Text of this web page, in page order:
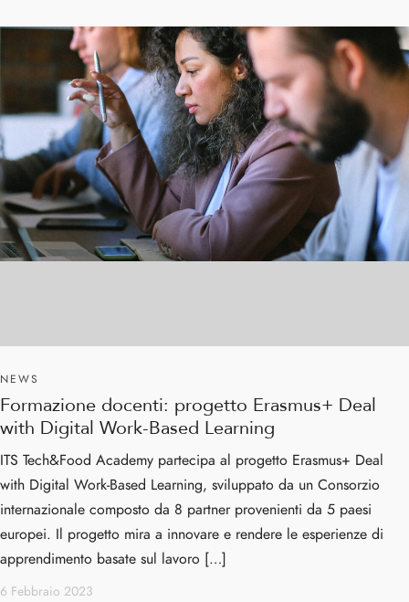
NEWS
Formazione docenti: progetto Erasmus+ Deal
with Digital Work-Based Learning
ITS Tech&Food Academy partecipa al progetto Erasmus+ Deal
with Digital Work-Based Learning, sviluppato da un Consorzio
internazionale composto da 8 partner provenienti da 5 paesi
europei. Il progetto mira a innovare e rendere le esperienze di
apprendimento basate sul lavoro […]
6 Febbraio 2023